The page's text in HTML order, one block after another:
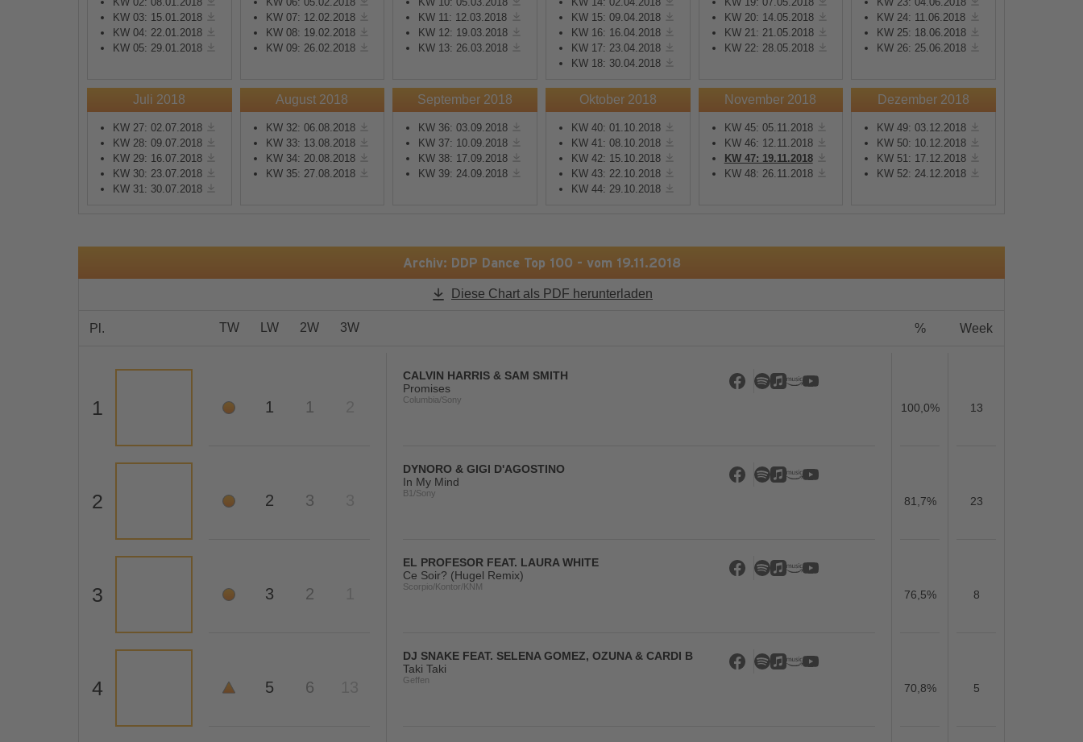
der Nutzung des Service
zu, um diese Inhalte
anzuzeigen.
Mehr Informationen
Akzeptieren
powered byUsercentrics
Consent Management
der Nutzung des Service
zu, um diese Inhalte
anzuzeigen.
Mehr Informationen
Akzeptieren
powered byUsercentrics
der Nutzung des Service
zu, um diese Inhalte
anzuzeigen.
Mehr Informationen
Akzeptieren
powered byUsercentrics
Consent Management
KW 03: 15.01.2018
KW 04: 22.01.2018
KW 05: 29.01.2018
KW 07: 12.02.2018
KW 08: 19.02.2018
KW 09: 26.02.2018
KW 11: 12.03.2018
KW 12: 19.03.2018
KW 13: 26.03.2018
KW 15: 09.04.2018
KW 16: 16.04.2018
KW 17: 23.04.2018
KW 18: 30.04.2018
KW 20: 14.05.2018
KW 21: 21.05.2018
KW 22: 28.05.2018
KW 24: 11.06.2018
KW 25: 18.06.2018
KW 26: 25.06.2018
Juli 2018
KW 27: 02.07.2018
KW 28: 09.07.2018
KW 29: 16.07.2018
KW 30: 23.07.2018
KW 31: 30.07.2018
August 2018
KW 32: 06.08.2018
KW 33: 13.08.2018
KW 34: 20.08.2018
KW 35: 27.08.2018
September 2018
KW 36: 03.09.2018
KW 37: 10.09.2018
KW 38: 17.09.2018
KW 39: 24.09.2018
Oktober 2018
KW 40: 01.10.2018
KW 41: 08.10.2018
KW 42: 15.10.2018
KW 43: 22.10.2018
KW 44: 29.10.2018
November 2018
KW 45: 05.11.2018
KW 46: 12.11.2018
KW 47: 19.11.2018
KW 48: 26.11.2018
Dezember 2018
KW 49: 03.12.2018
KW 50: 10.12.2018
KW 51: 17.12.2018
KW 52: 24.12.2018
Archiv: DDP Dance Top 100 - vom 19.11.2018
Diese Chart als PDF herunterladen
Pl. TW LW 2W 3W % Week
1 1 1
CALVIN HARRIS & SAM SMITH
Promises
Columbia/Sony
100,0% 13
2 2 3
DYNORO & GIGI D'AGOSTINO
In My Mind
B1/Sony
81,7% 23
3 3 2
EL PROFESOR FEAT. LAURA WHITE
Ce Soir? (Hugel Remix)
Scorpio/Kontor/KNM
76,5% 8
4 5 6
DJ SNAKE FEAT. SELENA GOMEZ, OZUNA & CARDI B
Taki Taki
Geffen
70,8% 5